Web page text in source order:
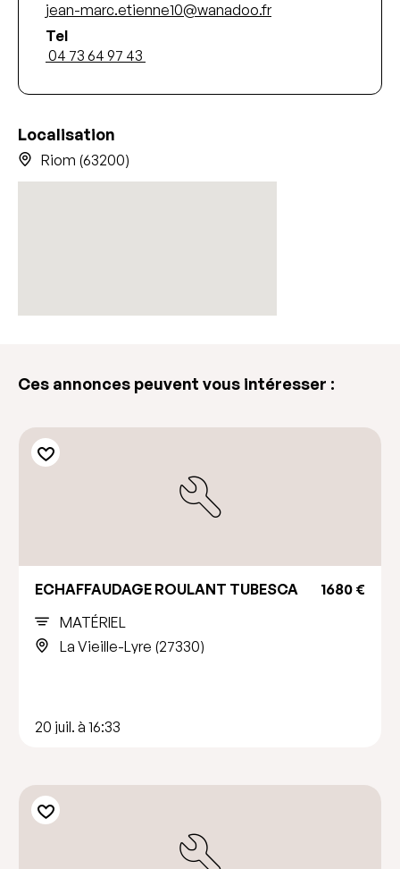
jean-marc.etienne10@wanadoo.fr
Tel
04 73 64 97 43
Localisation
Riom (63200)
Ces annonces peuvent vous intéresser :
ECHAFFAUDAGE ROULANT TUBESCA
1680 €
MATÉRIEL
La Vieille-Lyre (27330)
20 juil. à 16:33